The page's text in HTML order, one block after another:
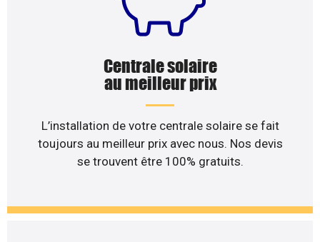
Centrale solaire
au meilleur prix
L’installation de votre centrale solaire se fait
toujours au meilleur prix avec nous. Nos devis
se trouvent être 100% gratuits.